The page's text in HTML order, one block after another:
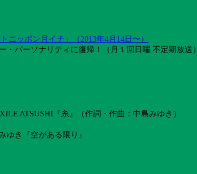
ニッポン月イチ」（2013年4月14日〜）
パーソナリティに復帰！（月１回日曜 不定期放送）
ATSUSHI『糸』（作詞・作曲：中島みゆき）
ゆき『空がある限り』